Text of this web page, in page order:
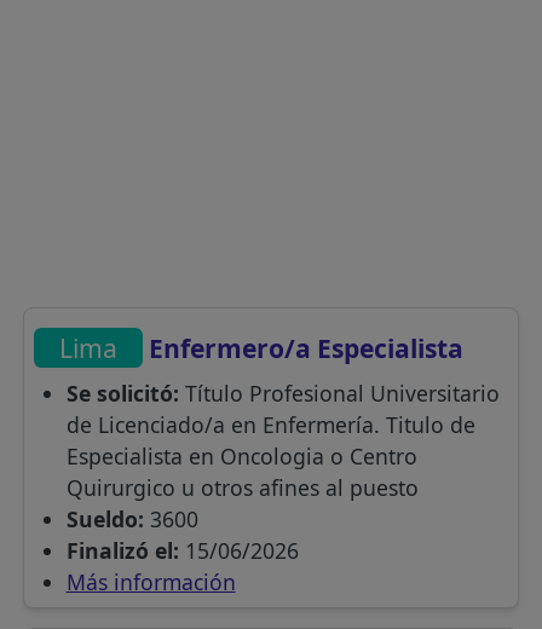
Lima Enfermero/a Especialista
Se solicitó: Título Profesional Universitario
de Licenciado/a en Enfermería. Titulo de
Especialista en Oncologia o Centro
Quirurgico u otros afines al puesto
Sueldo: 3600
Finalizó el: 15/06/2026
Más información